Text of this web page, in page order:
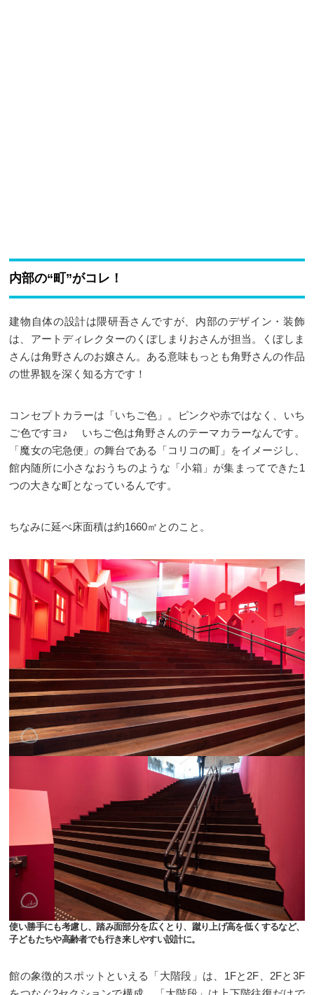
内部の“町”がコレ！
建物自体の設計は隈研吾さんですが、内部のデザイン・装飾
は、アートディレクターのくぼしまりおさんが担当。くぼしま
さんは角野さんのお嬢さん。ある意味もっとも角野さんの作品
の世界観を深く知る方です！
コンセプトカラーは「いちご色」。ピンクや赤ではなく、いち
ご色ですヨ♪ いちご色は角野さんのテーマカラーなんです。
「魔女の宅急便」の舞台である「コリコの町」をイメージし、
館内随所に小さなおうちのような「小箱」が集まってできた1
つの大きな町となっているんです。
ちなみに延べ床面積は約1660㎡とのこと。
使い勝手にも考慮し、踏み面部分を広くとり、蹴り上げ高を低くするなど、
子どもたちや高齢者でも行き来しやすい設計に。
館の象徴的スポットといえる「大階段」は、1Fと2F、2Fと3F